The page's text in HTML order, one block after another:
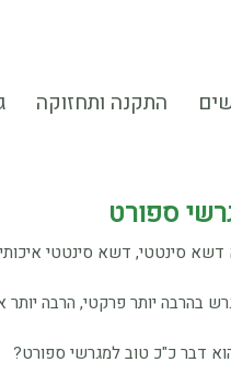
התקנה ותחזוקה
ספורט
דשא סינטטי, דשא סינטטי
בהרבה יותר פרקטי, הרבה יותר
דבר כ"כ טוב למגרשי ספורט?